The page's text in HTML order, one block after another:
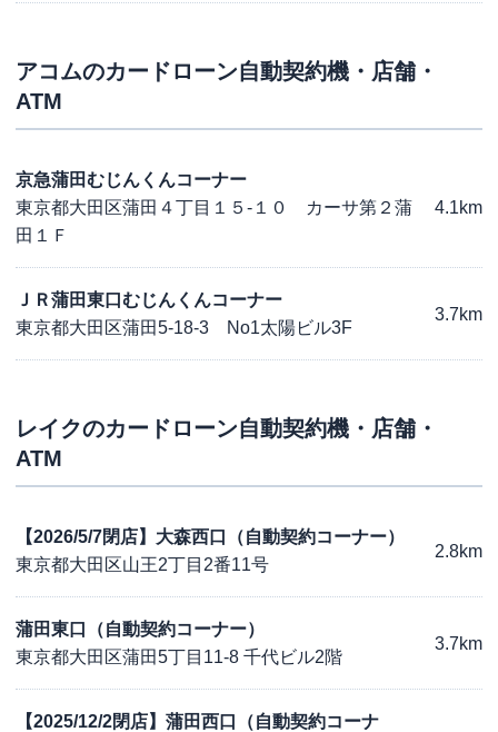
アコムのカードローン自動契約機・店舗・
ATM
京急蒲田むじんくんコーナー
東京都大田区蒲田４丁目１５-１０ カーサ第２蒲
田１Ｆ
4.1km
ＪＲ蒲田東口むじんくんコーナー
東京都大田区蒲田5-18-3 No1太陽ビル3F
3.7km
レイクのカードローン自動契約機・店舗・
ATM
【2026/5/7閉店】大森西口（自動契約コーナー）
東京都大田区山王2丁目2番11号
2.8km
蒲田東口（自動契約コーナー）
東京都大田区蒲田5丁目11-8 千代ビル2階
3.7km
【2025/12/2閉店】蒲田西口（自動契約コーナ